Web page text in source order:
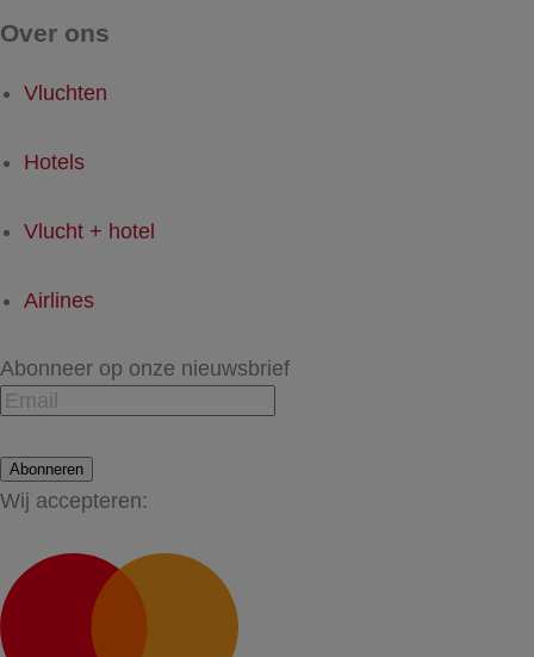
Over ons
Vluchten
Hotels
Vlucht + hotel
Airlines
Abonneer op onze nieuwsbrief
Abonneren
Wij accepteren: